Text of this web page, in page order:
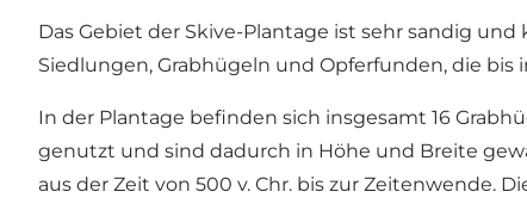
Das Gebiet der Skive-Plantage ist sehr sandig
Siedlungen, Grabhügeln und Opferfunden, die
In der Plantage befinden sich insgesamt 16
genutzt und sind dadurch in Höhe und Breite
aus der Zeit von 500 v. Chr. bis zur Zeitenwende.